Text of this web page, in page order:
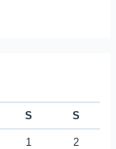
S S
1
2